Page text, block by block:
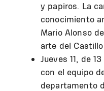
y papiros. La
conocimiento
Mario Alonso
arte del
Jueves 11, de
con el equipo
departamento